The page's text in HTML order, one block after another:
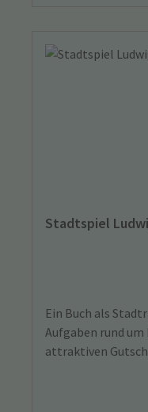
Stadtspiel
Ein Buch als
Aufgaben rund
attraktiven